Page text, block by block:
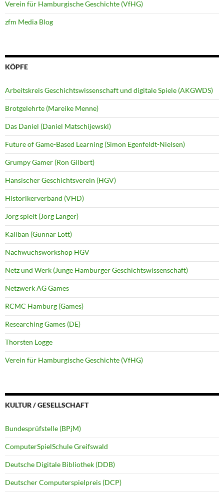
Verein für Hamburgische Geschichte (VfHG)
zfm Media Blog
KÖPFE
Arbeitskreis Geschichtswissenschaft und digitale Spiele (AKGWDS)
Brotgelehrte (Mareike Menne)
Das Daniel (Daniel Matschijewski)
Future of Game-Based Learning (Simon Egenfeldt-Nielsen)
Grumpy Gamer (Ron Gilbert)
Hansischer Geschichtsverein (HGV)
Historikerverband (VHD)
Jörg spielt (Jörg Langer)
Kaliban (Gunnar Lott)
Nachwuchsworkshop HGV
Netz und Werk (Junge Hamburger Geschichtswissenschaft)
Netzwerk AG Games
RCMC Hamburg (Games)
Researching Games (DE)
Thorsten Logge
Verein für Hamburgische Geschichte (VfHG)
KULTUR / GESELLSCHAFT
Bundesprüfstelle (BPjM)
ComputerSpielSchule Greifswald
Deutsche Digitale Bibliothek (DDB)
Deutscher Computerspielpreis (DCP)